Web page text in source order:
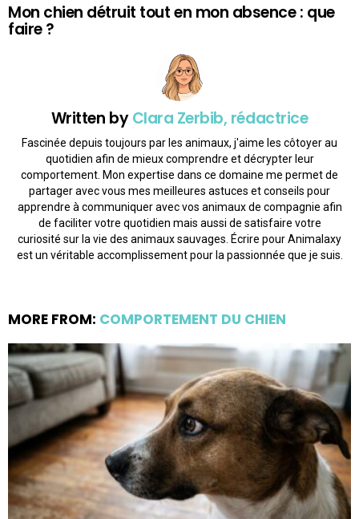
Mon chien détruit tout en mon absence : que
faire ?
Written byClara Zerbib, rédactrice
Fascinée depuis toujours par les animaux, j'aime les côtoyer au
quotidien afin de mieux comprendre et décrypter leur
comportement. Mon expertise dans ce domaine me permet de
partager avec vous mes meilleures astuces et conseils pour
apprendre à communiquer avec vos animaux de compagnie afin
de faciliter votre quotidien mais aussi de satisfaire votre
curiosité sur la vie des animaux sauvages. Écrire pour Animalaxy
est un véritable accomplissement pour la passionnée que je suis.
MORE FROM: COMPORTEMENT DU CHIEN